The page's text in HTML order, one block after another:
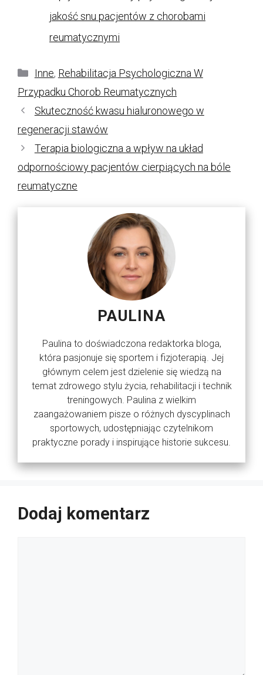
jakość snu pacjentów z chorobami
reumatycznymi
Kategorie
Inne, Rehabilitacja Psychologiczna W
Przypadku Chorob Reumatycznych
Skuteczność kwasu hialuronowego w
regeneracji stawów
Terapia biologiczna a wpływ na układ
odpornościowy pacjentów cierpiących na bóle
reumatyczne
PAULINA
Paulina to doświadczona redaktorka bloga,
która pasjonuje się sportem i fizjoterapią. Jej
głównym celem jest dzielenie się wiedzą na
temat zdrowego stylu życia, rehabilitacji i technik
treningowych. Paulina z wielkim
zaangażowaniem pisze o różnych dyscyplinach
sportowych, udostępniając czytelnikom
praktyczne porady i inspirujące historie sukcesu.
Dodaj komentarz